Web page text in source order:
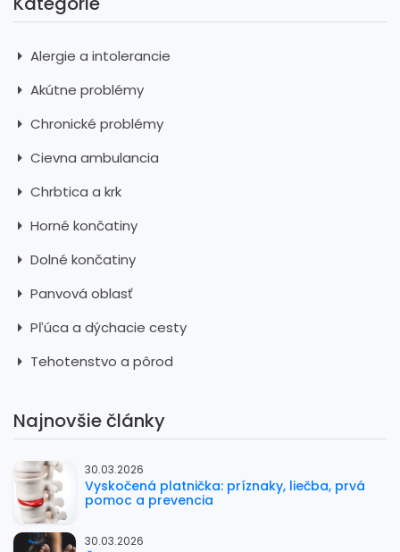
Alergie a intolerancie
Akútne problémy
Chronické problémy
Cievna ambulancia
Chrbtica a krk
Horné končatiny
Dolné končatiny
Panvová oblasť
Pľúca a dýchacie cesty
Tehotenstvo a pôrod
Najnovšie články
30.03.2026
Vyskočená platnička: príznaky, liečba, prvá
pomoc a prevencia
30.03.2026